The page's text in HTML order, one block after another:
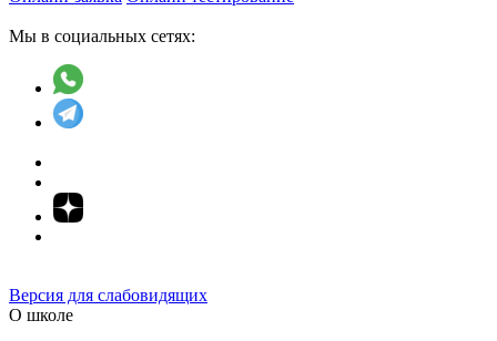
Мы в социальных сетях:
Версия для слабовидящих
О школе